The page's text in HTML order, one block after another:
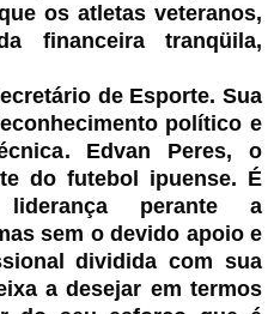
os atletas veteranos,
financeira tranqüila,
de Esporte. Sua
político e
Edvan Peres, o
do futebol ipuense. É
perante a
sem o devido apoio e
dividida com sua
a desejar em termos